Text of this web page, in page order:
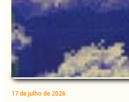
17 de julho de 2026